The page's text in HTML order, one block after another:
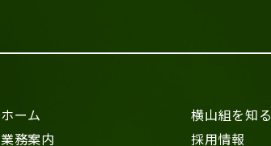
ホーム
業務案内
横山組を知る
採用情報